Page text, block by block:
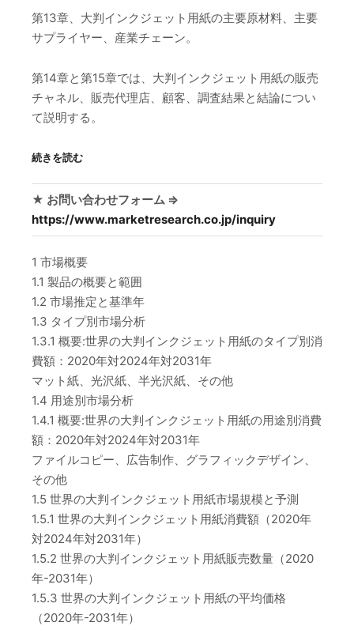
第13章、大判インクジェット用紙の主要原材料、主要
サプライヤー、産業チェーン。
第14章と第15章では、大判インクジェット用紙の販売
チャネル、販売代理店、顧客、調査結果と結論につい
て説明する。
続きを読む
★ お問い合わせフォーム ⇒
https://www.marketresearch.co.jp/inquiry
1 市場概要
1.1 製品の概要と範囲
1.2 市場推定と基準年
1.3 タイプ別市場分析
1.3.1 概要:世界の大判インクジェット用紙のタイプ別消
費額：2020年対2024年対2031年
マット紙、光沢紙、半光沢紙、その他
1.4 用途別市場分析
1.4.1 概要:世界の大判インクジェット用紙の用途別消費
額：2020年対2024年対2031年
ファイルコピー、広告制作、グラフィックデザイン、
その他
1.5 世界の大判インクジェット用紙市場規模と予測
1.5.1 世界の大判インクジェット用紙消費額（2020年
対2024年対2031年）
1.5.2 世界の大判インクジェット用紙販売数量（2020
年-2031年）
1.5.3 世界の大判インクジェット用紙の平均価格
（2020年-2031年）